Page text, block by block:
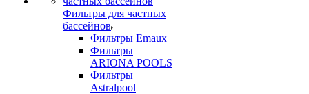
Фильтры для частных
бассейнов
Фильтры Emaux
Фильтры
ARIONA POOLS
Фильтры
Astralpool